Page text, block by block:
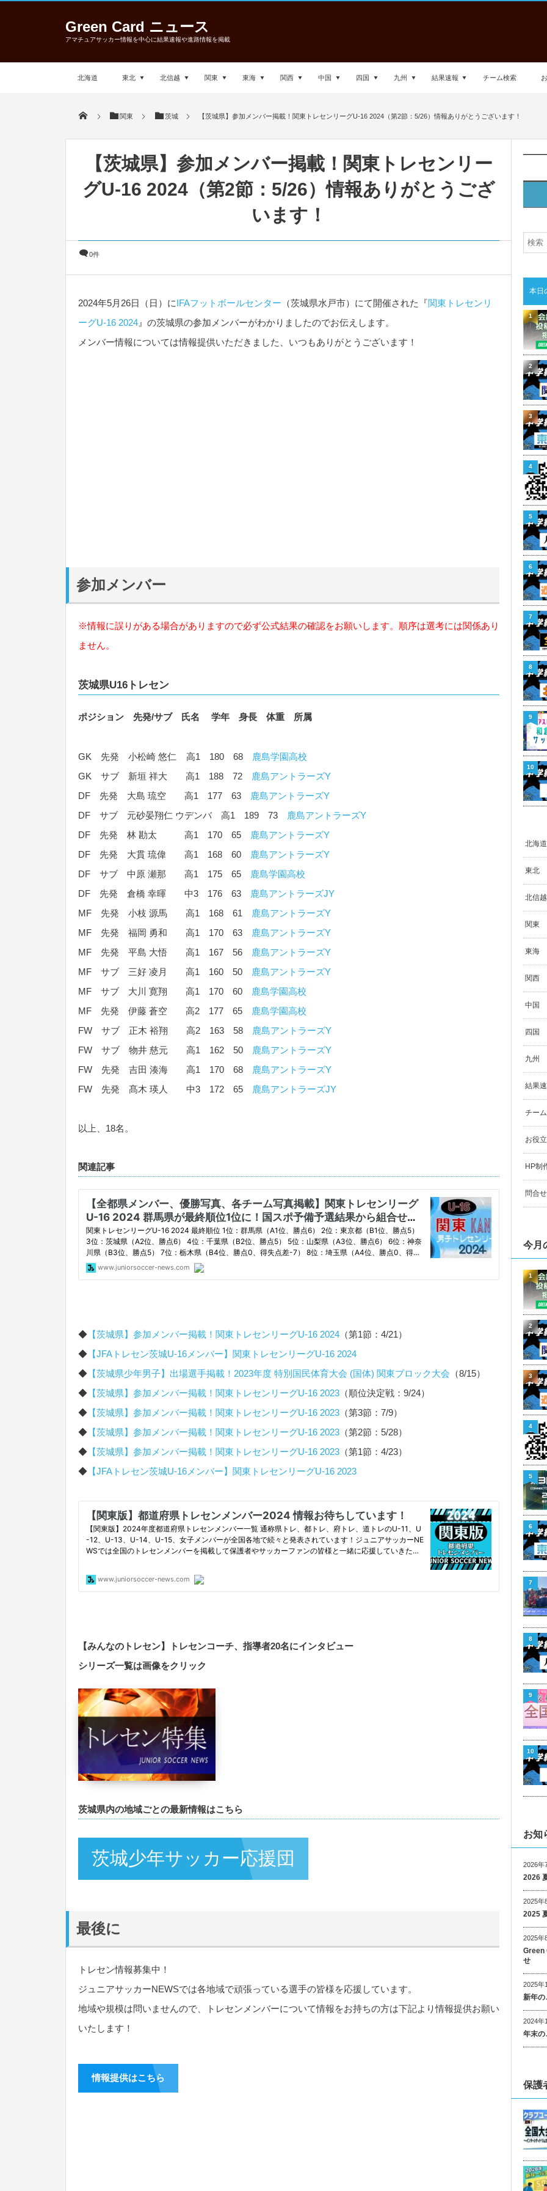
Green Card ニュース
アマチュアサッカー情報を中心に結果速報や進路情報を掲載
北海道 東北 北信越 関東 東海 関西 中国 四国 九州 結果速報 チーム検索
関東 茨城 【茨城県】参加メンバー掲載！関東トレセンリーグU-16 2024（第2節：5/26）情報ありがとうございます！
【茨城県】参加メンバー掲載！関東トレセンリー
グU-16 2024（第2節：5/26）情報ありがとうござ
います！
0件
2024年5月26日（日）にIFAフットボールセンター （茨城県水戸市）にて開催された『関東トレセンリ
ーグU-16 2024 』の茨城県の参加メンバーがわかりましたのでお伝えします。
メンバー情報については情報提供いただきました、いつもありがとうございます！
参加メンバー
※情報に誤りがある場合がありますので必ず公式結果の確認をお願いします。順序は選考には関係あり
ません。
茨城県U16トレセン
ポジション 先発/サブ 氏名 学年 身長 体重 所属
GK 先発 小松崎 悠仁 高1 180 68
鹿島学園高校
GK サブ 新垣 祥大 高1 188 72
鹿島アントラーズY
DF 先発 大島 琉空 高1 177 63
鹿島アントラーズY
DF サブ 元砂晏翔仁 ウデンバ 高1 189 73
鹿島アントラーズY
DF 先発 林 勘太 高1 170 65
鹿島アントラーズY
DF 先発 大貫 琉偉 高1 168 60
鹿島アントラーズY
DF サブ 中原 瀬那 高1 175 65
鹿島学園高校
DF 先発 倉橋 幸暉 中3 176 63
鹿島アントラーズJY
MF 先発 小枝 源馬 高1 168 61
鹿島アントラーズY
MF 先発 福岡 勇和 高1 170 63
鹿島アントラーズY
MF 先発 平島 大悟 高1 167 56
鹿島アントラーズY
MF サブ 三好 凌月 高1 160 50
鹿島アントラーズY
MF サブ 大川 寛翔 高1 170 60
鹿島学園高校
MF 先発 伊藤 蒼空 高2 177 65
鹿島学園高校
FW サブ 正木 裕翔 高2 163 58
鹿島アントラーズY
FW サブ 物井 慈元 高1 162 50
鹿島アントラーズY
FW 先発 吉田 湊海 高1 170 68
鹿島アントラーズY
FW 先発 髙木 瑛人 中3 172 65
鹿島アントラーズJY
以上、18名。
関連記事
◆ 【茨城県】参加メンバー掲載！関東トレセンリーグU-16 2024 （第1節：4/21）
◆ 【JFAトレセン茨城U-16メンバー】関東トレセンリーグU-16 2024
◆ 【茨城県少年男子】出場選手掲載！2023年度 特別国民体育大会 (国体) 関東ブロック大会 （8/15）
◆ 【茨城県】参加メンバー掲載！関東トレセンリーグU-16 2023 （順位決定戦：9/24）
◆ 【茨城県】参加メンバー掲載！関東トレセンリーグU-16 2023 （第3節：7/9）
◆ 【茨城県】参加メンバー掲載！関東トレセンリーグU-16 2023 （第2節：5/28）
◆ 【茨城県】参加メンバー掲載！関東トレセンリーグU-16 2023 （第1節：4/23）
◆ 【JFAトレセン茨城U-16メンバー】関東トレセンリーグU-16 2023
【みんなのトレセン】トレセンコーチ、指導者20名にインタビュー
シリーズ一覧は画像をクリック
茨城県内の地域ごとの最新情報はこちら
茨城少年サッカー応援団
最後に
トレセン情報募集中！
ジュニアサッカーNEWSでは各地域で頑張っている選手の皆様を応援しています。
地域や規模は問いませんので、トレセンメンバーについて情報をお持ちの方は下記より情報提供お願い
いたします！
情報提供はこちら
本日
1
2
3
4
5
6
7
8
9
10
北海道
東北
北信越
関東
東海
関西
中国
四国
九州
結果
チー
お役
HP制
問合せ
今月
1
2
3
4
5
6
7
8
9
10
お知
2026年
2026
2025年
2025
2025年
Green
せ
2025年
新年の
2024年
年末の
保護